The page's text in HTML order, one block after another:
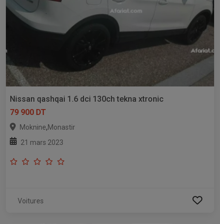
Nissan qashqai 1.6 dci 130ch tekna xtronic
79 900 DT
Moknine,Monastir
21 mars 2023
Voitures